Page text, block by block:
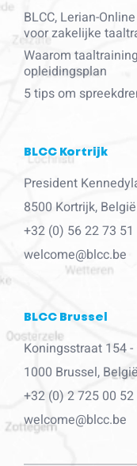
BLCC, Lerian-
voor zakelijke
Waarom
opleidingsplan
5 tips om
BLCC Kortrijk
President
8500 Kortrijk, België
+32 (0) 56 22 73 51
welcome@blcc.be
BLCC Brussel
Koningsstraat 154 -
1000 Brussel, België
+32 (0) 2 725 00 52
welcome@blcc.be